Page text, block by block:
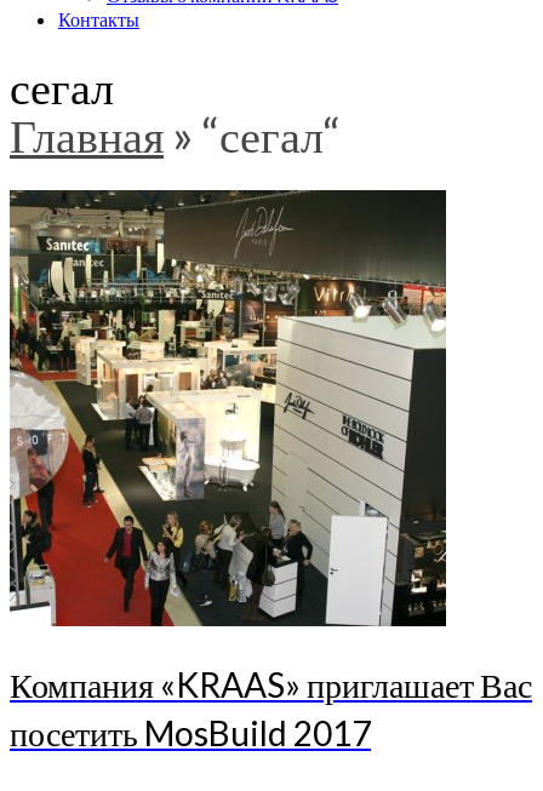
Контакты
сегал
Главная » “сегал“
Компания «KRAAS» приглашает Вас
посетить MosBuild 2017